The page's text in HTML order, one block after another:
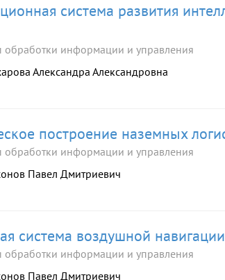
система развития
обработки информации и управления
Александра Александровна
построение наземных
обработки информации и управления
Павел Дмитриевич
система воздушной
обработки информации и управления
Павел Дмитриевич